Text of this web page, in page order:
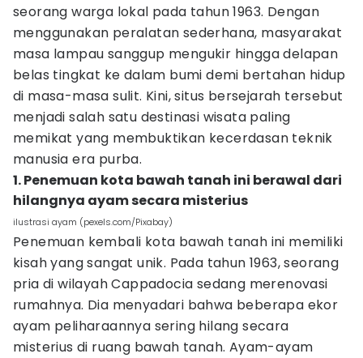
seorang warga lokal pada tahun 1963. Dengan
menggunakan peralatan sederhana, masyarakat
masa lampau sanggup mengukir hingga delapan
belas tingkat ke dalam bumi demi bertahan hidup
di masa-masa sulit. Kini, situs bersejarah tersebut
menjadi salah satu destinasi wisata paling
memikat yang membuktikan kecerdasan teknik
manusia era purba.
1. Penemuan kota bawah tanah ini berawal dari
hilangnya ayam secara misterius
ilustrasi ayam (pexels.com/Pixabay)
Penemuan kembali kota bawah tanah ini memiliki
kisah yang sangat unik. Pada tahun 1963, seorang
pria di wilayah Cappadocia sedang merenovasi
rumahnya. Dia menyadari bahwa beberapa ekor
ayam peliharaannya sering hilang secara
misterius di ruang bawah tanah. Ayam-ayam